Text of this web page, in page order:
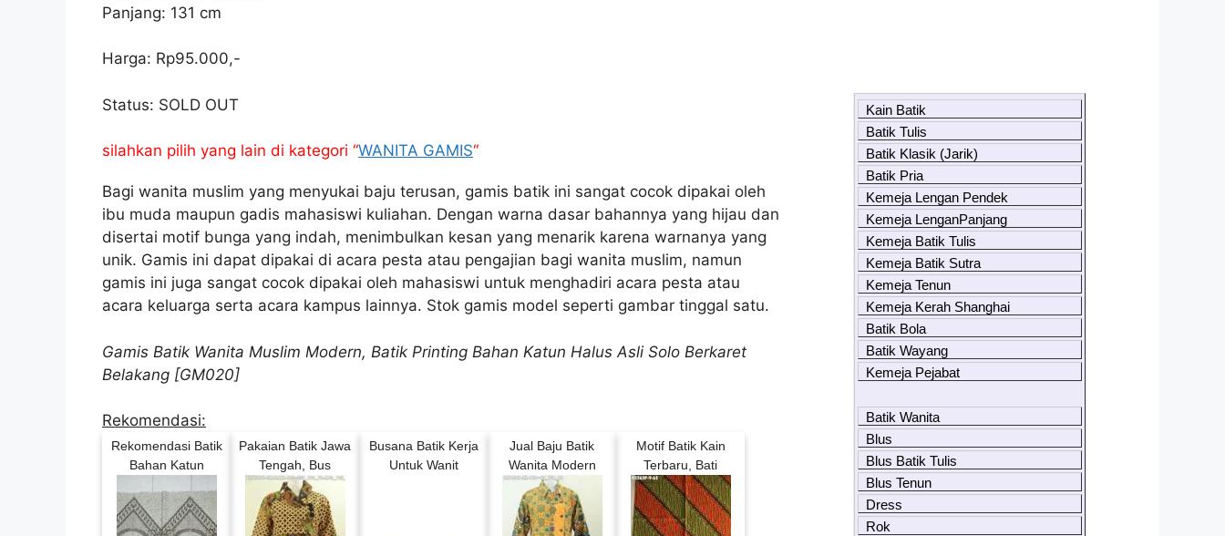
Panjang: 131 cm
Harga: Rp95.000,-
Status: SOLD OUT
silahkan pilih yang lain di kategori “WANITA GAMIS“
Bagi wanita muslim yang menyukai baju terusan, gamis batik ini sangat cocok dipakai oleh
ibu muda maupun gadis mahasiswi kuliahan. Dengan warna dasar bahannya yang hijau dan
disertai motif bunga yang indah, menimbulkan kesan yang menarik karena warnanya yang
unik. Gamis ini dapat dipakai di acara pesta atau pengajian bagi wanita muslim, namun
gamis ini juga sangat cocok dipakai oleh mahasiswi untuk menghadiri acara pesta atau
acara keluarga serta acara kampus lainnya. Stok gamis model seperti gambar tinggal satu.
Gamis Batik Wanita Muslim Modern, Batik Printing Bahan Katun Halus Asli Solo Berkaret
Belakang [GM020]
Rekomendasi:
Rekomendasi Batik
Bahan Katun
Pakaian Batik Jawa
Tengah, Bus
Busana Batik Kerja
Untuk Wanit
Jual Baju Batik
Wanita Modern
Motif Batik Kain
Terbaru, Bati
Kain Batik
Batik Tulis
Batik Klasik (Jarik)
Batik Pria
Kemeja Lengan Pendek
Kemeja LenganPanjang
Kemeja Batik Tulis
Kemeja Batik Sutra
Kemeja Tenun
Kemeja Kerah Shanghai
Batik Bola
Batik Wayang
Kemeja Pejabat
Batik Wanita
Blus
Blus Batik Tulis
Blus Tenun
Dress
Rok